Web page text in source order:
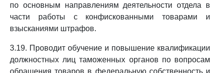
по основным направлениям деятельности отдела в
части работы с конфискованными товарами и
взысканиями штрафов.
3.19. Проводит обучение и повышение квалификации
должностных лиц таможенных органов по вопросам
обращения товаров в федеральную собственность и